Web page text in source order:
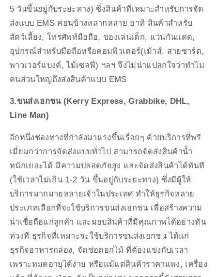
5 วันขึ้นอยู่กับระยะทาง) ซึ่งสินค้าที่เหมาะสำหรับการจัด
ส่งแบบ EMS ค่อนข้างหลากหลาย อาทิ สินค้าสำหรับ
สัตว์เลี้ยง, โทรศัพท์มือถือ, ของเล่นเด็ก, แว่นกันแดด,
อุปกรณ์สำหรับมือถือหรือคอมพิวเตอร์(เม้าส์, สายชาร์ต,
พาวเวอร์แบงค์, ไม้เซลฟี่) ฯลฯ จึงไม่น่าแปลกใจว่าทำไม
คนส่วนใหญ่ถึงส่งสินค้าแบบ EMS
3.ขนส่งเอกชน (Kerry Express, Grabbike, DHL,
Line Man)
อีกหนึ่งช่องทางที่กำลังมาแรงขึ้นเรื่อยๆ ด้วยบริการที่พรี
เมี่ยมกว่าการจัดส่งแบบทั่วไป สามารถจัดส่งสินค้าน้ำ
หนักเยอะได้ มีความปลอดภัยสูง และจัดส่งสินค้าได้ทันที
(ใช้เวลาไม่เกิน 1-2 วัน ขึ้นอยู่กับระยะทาง) ซึ่งมีผู้ให้
บริการมากมายหลายเจ้าในประเทศ ทำให้ธุรกิจหลาย
ประเภทเลือกที่จะใช้บริการขนส่งเอกชน เพื่อสร้างความ
น่าเชื่อถือแก่ลูกค้า และมอบสินค้าที่มีคุณภาพได้อย่างทัน
ท่วงที ธุรกิจที่เหมาะจะใช้บริการขนส่งเอกชน ได้แก่
ธุรกิจอาหารกล่อง, จัดช่อดอกไม้ ที่ต้องแข่งกับเวลา
เพราะหมดอายุได้ง่าย หรือแม้แต่สินค้าราคาแพง, เครื่อง